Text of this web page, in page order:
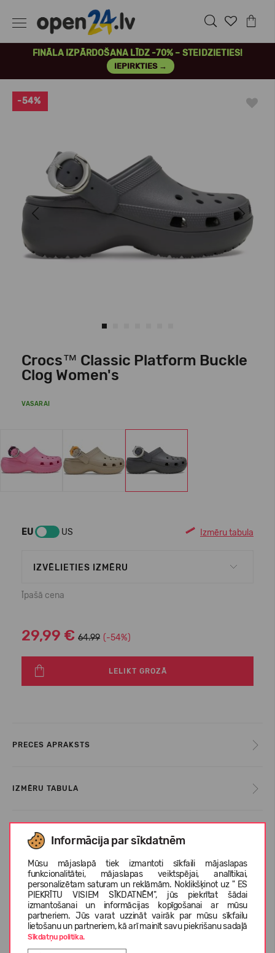
FINĀLA IZPĀRDOŠANA LĪDZ -70% – STEIDZIETIES!
IEPIRKTIES →
Informācija par sīkdatnēm
Mūsu mājaslapā tiek izmantoti sīkfaili mājaslapas
funkcionalitātei, mājaslapas veiktspējai, analītikai,
personalizētam saturam un reklāmām. Noklikšķinot uz " ES
PIEKRĪTU VISIEM SĪKDATNĒM", jūs piekrītat šādai
izmantošanai un informācijas kopīgošanai ar mūsu
partneriem. Jūs varat uzzināt vairāk par mūsu sīkfailu
lietošanu un partneriem, kā arī mainīt savu piekrišanu sadaļā
Sīkdatņu politika.
Next
-54%
Crocs™ Classic Platform Buckle
Clog Women's
VASARAI
EU US Izmēru tabula
IZVĒLIETIES IZMĒRU
Īpašā cena
29,99 € 64.99 (-54%)
LELIKT GROZĀ
PRECES APRAKSTS
IZMĒRU TABULA
KOPŠANAS INSTRUKCIJAS
PAR CROCS™
KLIENTU ATSAUKSMES (0)